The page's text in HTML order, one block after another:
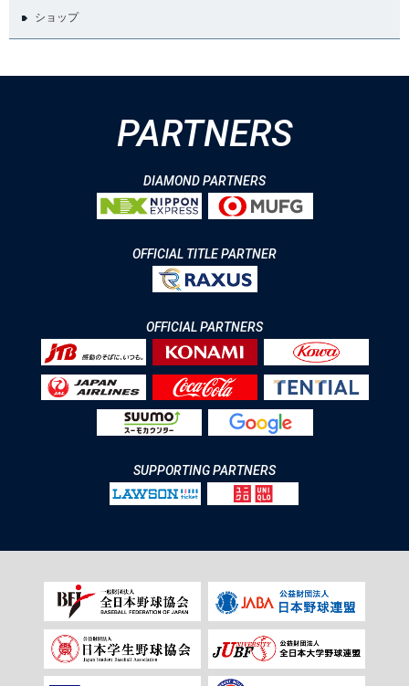
ショップ
PARTNERS
DIAMOND PARTNERS
OFFICIAL TITLE PARTNER
OFFICIAL PARTNERS
SUPPORTING PARTNERS